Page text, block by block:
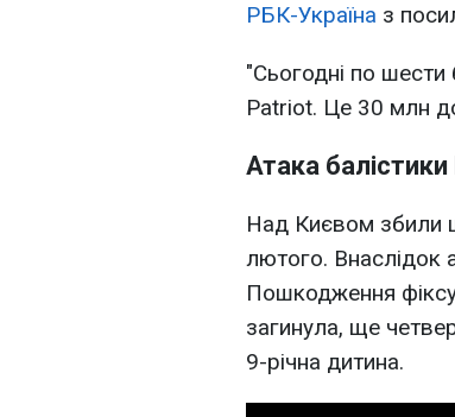
РБК-Україна з
"Сьогодні по шести
Patriot. Це 30 млн
Атака
Над Києвом збили
лютого. Внаслідок
Пошкодження
загинула, ще
9-річна дитина.